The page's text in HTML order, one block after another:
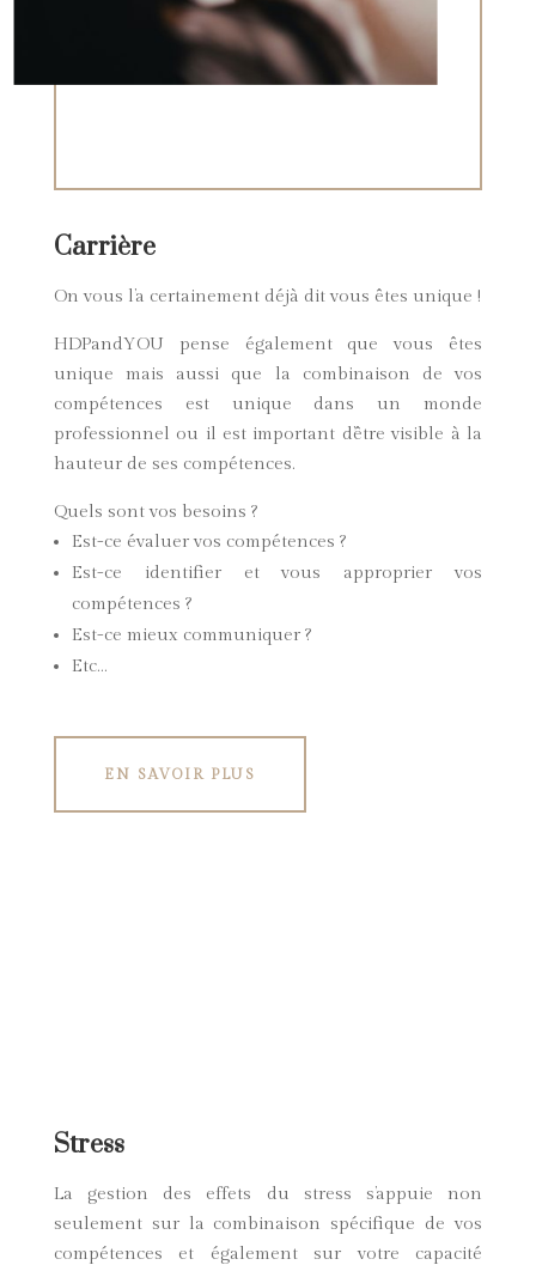
Carrière
On vous l’a certainement déjà dit vous êtes unique !
HDPandYOU pense également que vous êtes
unique mais aussi que la combinaison de vos
compétences est unique dans un monde
professionnel ou il est important d’être visible à la
hauteur de ses compétences.
Quels sont vos besoins ?
Est-ce évaluer vos compétences ?
Est-ce identifier et vous approprier vos
compétences ?
Est-ce mieux communiquer ?
Etc…
EN SAVOIR PLUS
Stress
La gestion des effets du stress s’appuie non
seulement sur la combinaison spécifique de vos
compétences et également sur votre capacité